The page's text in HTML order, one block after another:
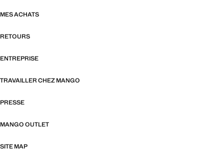
MES ACHATS
RETOURS
ENTREPRISE
TRAVAILLER CHEZ MANGO
PRESSE
MANGO OUTLET
SITE MAP